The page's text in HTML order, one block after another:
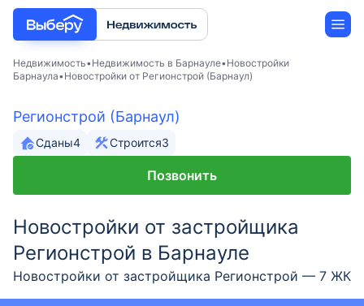
Новостройки
Застройщики
Ипотека
Недвижимость Недвижимость в Барнауле Новостройки
Барнаула Новостройки от Регионстрой (Барнаул)
Регионстрой (Барнаул)
Сданы4 Строится3
Позвонить
Новостройки от застройщика
Регионстрой в Барнауле
Новостройки от застройщика Регионстрой — 7 ЖК
в Барнауле. Большой выбор новостроек от